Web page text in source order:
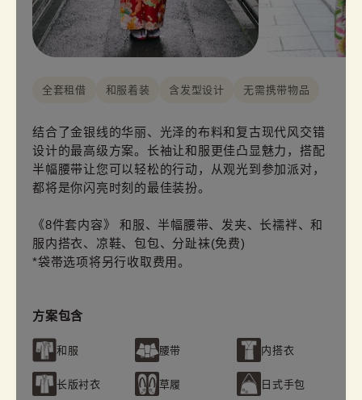
全套租借 和服着装 含发型设计 无需携带物品
结合了金银线的华丽、光泽的布料和复古现代风交错
设计的最高级方案。长袖让和服更佳凸显魅力，搭配
半幅腰带让您可以轻松的行动，从观光到参加派对，
都将是你闪亮时刻的最佳装扮。
《8件套内容》 和服、半幅腰带、发夹、长襦袢、和
服内搭衣、凉鞋、包包、分趾袜(免费)
*袋帯选项将另行收取费用。
方案包含
和服 腰带 内搭衣
长版衬衣 草履 日式手包